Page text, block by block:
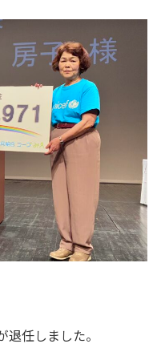
任しました。